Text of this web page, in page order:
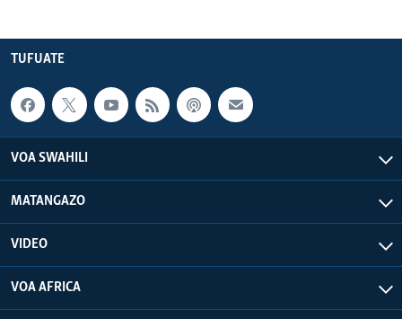
TUFUATE
VOA SWAHILI
MATANGAZO
VIDEO
VOA AFRICA